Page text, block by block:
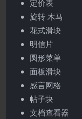
定价表
旋转 木马
花式滑块
明信片
圆形菜单
面板滑块
感言网格
帖子块
文档查看器